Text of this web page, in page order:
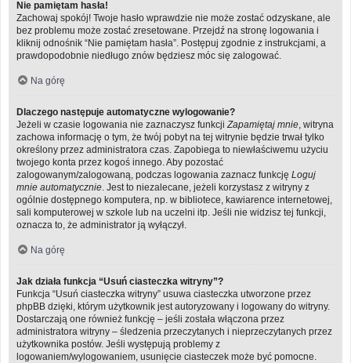
Nie pamiętam hasła!
Zachowaj spokój! Twoje hasło wprawdzie nie może zostać odzyskane, ale
bez problemu może zostać zresetowane. Przejdź na stronę logowania i
kliknij odnośnik “Nie pamiętam hasła”. Postępuj zgodnie z instrukcjami, a
prawdopodobnie niedługo znów będziesz móc się zalogować.
Na górę
Dlaczego następuje automatyczne wylogowanie?
Jeżeli w czasie logowania nie zaznaczysz funkcji Zapamiętaj mnie , witryna
zachowa informację o tym, że twój pobyt na tej witrynie będzie trwał tylko
określony przez administratora czas. Zapobiega to niewłaściwemu użyciu
twojego konta przez kogoś innego. Aby pozostać
zalogowanym/zalogowaną, podczas logowania zaznacz funkcję Loguj
mnie automatycznie . Jest to niezalecane, jeżeli korzystasz z witryny z
ogólnie dostępnego komputera, np. w bibliotece, kawiarence internetowej,
sali komputerowej w szkole lub na uczelni itp. Jeśli nie widzisz tej funkcji,
oznacza to, że administrator ją wyłączył.
Na górę
Jak działa funkcja “Usuń ciasteczka witryny”?
Funkcja “Usuń ciasteczka witryny” usuwa ciasteczka utworzone przez
phpBB dzięki, którym użytkownik jest autoryzowany i logowany do witryny.
Dostarczają one również funkcję – jeśli została włączona przez
administratora witryny – śledzenia przeczytanych i nieprzeczytanych przez
użytkownika postów. Jeśli występują problemy z
logowaniem/wylogowaniem, usunięcie ciasteczek może być pomocne.